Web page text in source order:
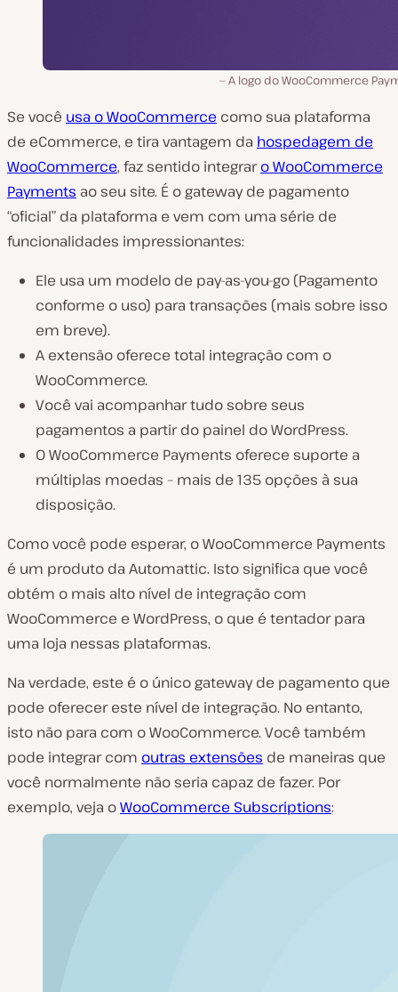
A logo do WooCommerce
Se você usa o WooCommerce como sua plataforma
de eCommerce, e tira vantagem da hospedagem de
WooCommerce, faz sentido integraro WooCommerce
Payments ao seu site. É o gateway de pagamento
“oficial” da plataforma e vem com uma série de
funcionalidades impressionantes:
Ele usa um modelo de pay-as-you-go (Pagamento
conforme o uso) para transações (mais sobre isso
em breve).
A extensão oferece total integração com o
WooCommerce.
Você vai acompanhar tudo sobre seus
pagamentos a partir do painel do WordPress.
O WooCommerce Payments oferece suporte a
múltiplas moedas – mais de 135 opções à sua
disposição.
Como você pode esperar, o WooCommerce Payments
é um produto da Automattic. Isto significa que você
obtém o mais alto nível de integração com
WooCommerce e WordPress, o que é tentador para
uma loja nessas plataformas.
Na verdade, este é o único gateway de pagamento que
pode oferecer este nível de integração. No entanto,
isto não para com o WooCommerce. Você também
pode integrar com outras extensões de maneiras que
você normalmente não seria capaz de fazer. Por
exemplo, veja oWooCommerce Subscriptions: